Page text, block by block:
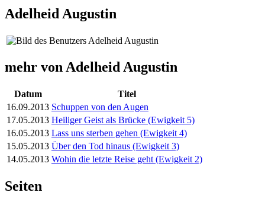
Adelheid Augustin
mehr von Adelheid Augustin
Datum
Titel
16.09.2013 Schuppen von den Augen
17.05.2013 Heiliger Geist als Brücke (Ewigkeit 5)
16.05.2013 Lass uns sterben gehen (Ewigkeit 4)
15.05.2013 Über den Tod hinaus (Ewigkeit 3)
14.05.2013 Wohin die letzte Reise geht (Ewigkeit 2)
Seiten